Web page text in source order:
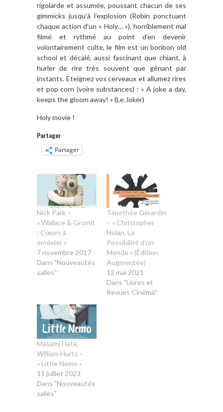
rigolarde et assumée, poussant chacun de ses
gimmicks jusqu’à l’explosion (Robin ponctuant
chaque action d’un « Holy… »), horriblement mal
filmé et rythmé au point d’en devenir
volontairement culte, le film est un bonbon old
school et décalé, aussi fascinant que chiant, à
hurler de rire très souvent que gênant par
instants. Eteignez vos cerveaux et allumez rires
et pop corn (voire substances) : « A joke a day,
keeps the gloom away! » (Le Joker)
Holy movie !
Partager
Partager
Nick Park –
« Wallace & Gromit
: Cœurs à
modeler »
7 novembre 2017
Dans "Nouveautés
salles"
Timothée Gérardin
– « Christopher
Nolan, La
Possibilité d’un
Monde » (Édition
Augmentée)
12 mai 2021
Dans "Livres et
Revues Cinéma"
Masami Hata,
William Hurtz –
« Little Nemo »
11 juillet 2023
Dans "Nouveautés
salles"